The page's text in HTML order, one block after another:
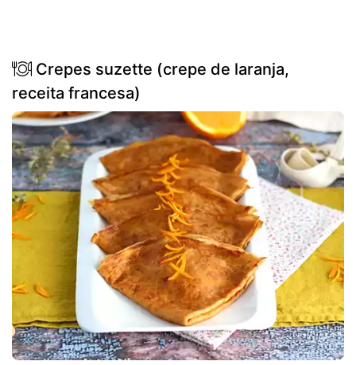
Crepes suzette (crepe de laranja,
receita francesa)